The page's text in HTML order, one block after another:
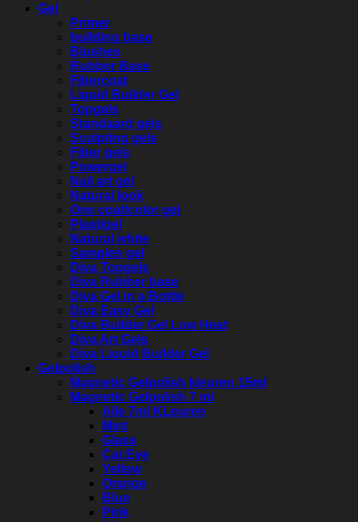
Gel
Primer
building base
Blushes
Rubber Base
Fibercoat
Liquid Builder Gel
Topgels
Standaard gels
Sculpting gels
Fiber gels
Powergel
Nail art gel
Natural look
One coat/color gel
Plastigel
Natural white
Samples gel
Diva Topgels
Diva Rubber base
Diva Gel in a Bottle
Diva Easy Gel
Diva Builder Gel Low Heat
Diva Art Gels
Diva Liquid Builder Gel
Gelpolish
Magnetic Gelpolish kleuren 15ml
Magnetic Gelpolish 7 ml
Alle 7ml KLeuren
Mint
Glass
Cat Eye
Yellow
Orange
Blue
Pink